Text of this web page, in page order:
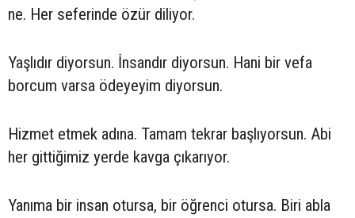
ne. Her seferinde özür diliyor.
Yaşlıdır diyorsun. İnsandır diyorsun. Hani bir vefa
borcum varsa ödeyeyim diyorsun.
Hizmet etmek adına. Tamam tekrar başlıyorsun. Abi
her gittiğimiz yerde kavga çıkarıyor.
Yanıma bir insan otursa, bir öğrenci otursa. Biri abla